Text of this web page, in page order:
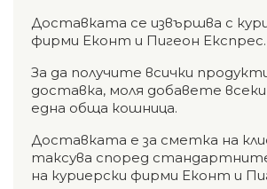
Доставката се извършва с
фирми Еконт и Пигеон Експрес.
За да получите всички
доставка, моля добавете
една обща кошница.
Доставката е за сметка на
таксува според
на куриерски фирми Еконт и